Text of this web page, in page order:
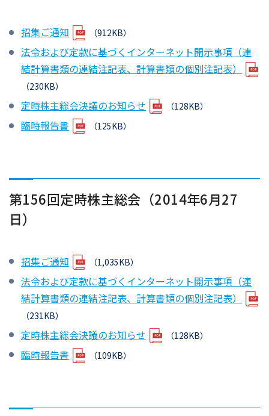
招集ご通知 （912KB）
法令および定款に基づくインターネット開示事項（連
結計算書類の連結注記表、計算書類の個別注記表）
（230KB）
定時株主総会決議のお知らせ （128KB）
臨時報告書 （125KB）
第156回定時株主総会（2014年6月27
日）
招集ご通知 （1,035KB）
法令および定款に基づくインターネット開示事項（連
結計算書類の連結注記表、計算書類の個別注記表）
（231KB）
定時株主総会決議のお知らせ （128KB）
臨時報告書 （109KB）